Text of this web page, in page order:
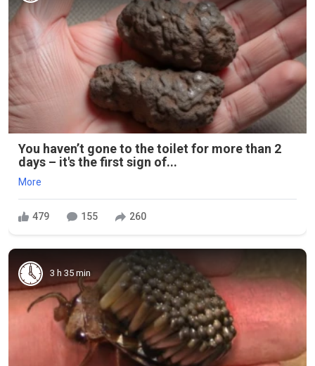
You haven’t gone to the toilet for more than 2
days – it's the first sign of...
More
479 155 260
3 h 35 min